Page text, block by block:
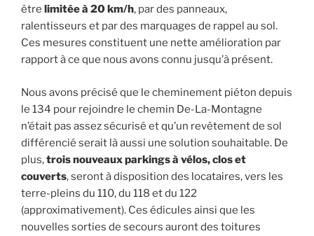
être limitée à 20 km/h, par des panneaux,
ralentisseurs et par des marquages de rappel au sol.
Ces mesures constituent une nette amélioration par
rapport à ce que nous avons connu jusqu’à présent.
Nous avons précisé que le cheminement piéton depuis
le 134 pour rejoindre le chemin De-La-Montagne
n’était pas assez sécurisé et qu’un revêtement de sol
différencié serait là aussi une solution souhaitable. De
plus,trois nouveaux parkings à vélos, clos et
couverts, seront à disposition des locataires, vers les
terre-pleins du 110, du 118 et du 122
(approximativement). Ces édicules ainsi que les
nouvelles sorties de secours auront des toitures